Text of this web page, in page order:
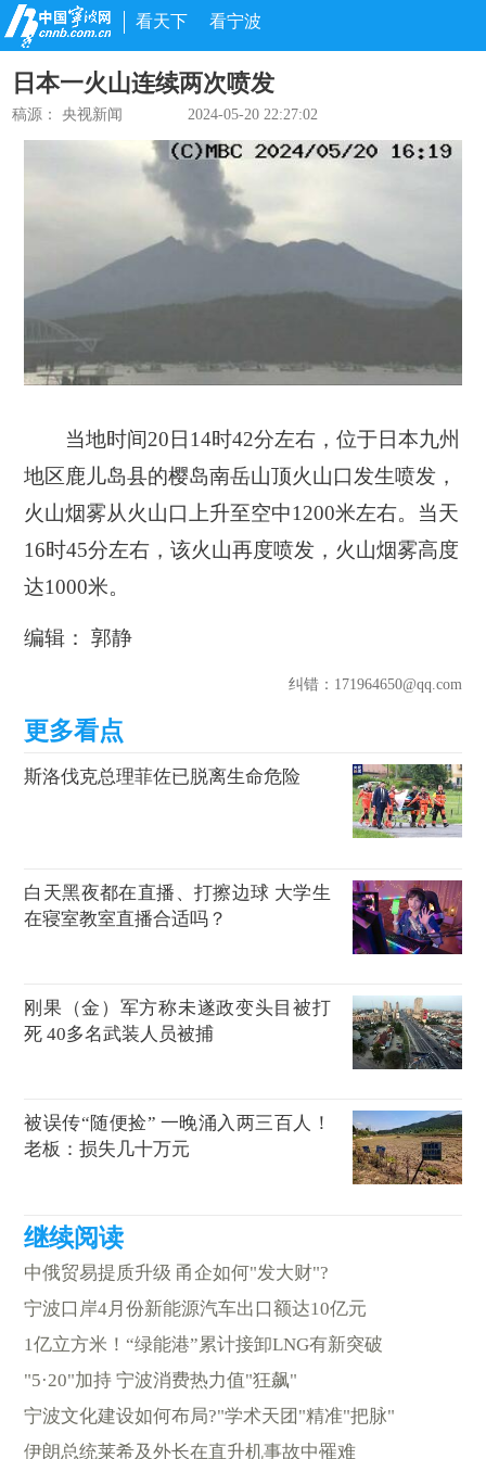
看天下 看宁波
日本一火山连续两次喷发
稿源：央视新闻 2024-05-20 22:27:02
当地时间20日14时42分左右，位于日本九州
地区鹿儿岛县的樱岛南岳山顶火山口发生喷发，
火山烟雾从火山口上升至空中1200米左右。当天
16时45分左右，该火山再度喷发，火山烟雾高度
达1000米。
编辑： 郭静
纠错：171964650@qq.com
斯洛伐克总理菲佐已脱离生命危险
白天黑夜都在直播、打擦边球 大学生
在寝室教室直播合适吗？
刚果（金）军方称未遂政变头目被打
死 40多名武装人员被捕
被误传“随便捡” 一晚涌入两三百人！
老板：损失几十万元
中俄贸易提质升级 甬企如何"发大财"?
宁波口岸4月份新能源汽车出口额达10亿元
1亿立方米！“绿能港”累计接卸LNG有新突破
"5·20"加持 宁波消费热力值"狂飙"
宁波文化建设如何布局?"学术天团"精准"把脉"
伊朗总统莱希及外长在直升机事故中罹难